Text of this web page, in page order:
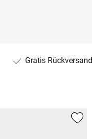
Gratis Rückversand